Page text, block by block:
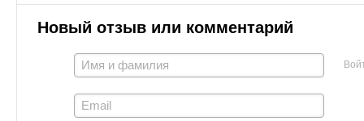
Новый отзыв или комментарий